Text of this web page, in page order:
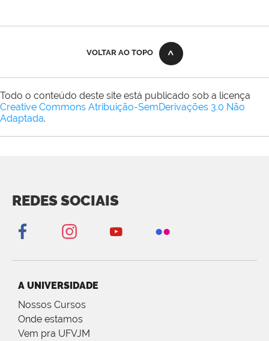
VOLTAR AO TOPO
Todo o conteúdo deste site está publicado sob a licença
Creative Commons Atribuição-SemDerivações 3.0 Não
Adaptada.
REDES SOCIAIS
A UNIVERSIDADE
Nossos Cursos
Onde estamos
Vem pra UFVJM